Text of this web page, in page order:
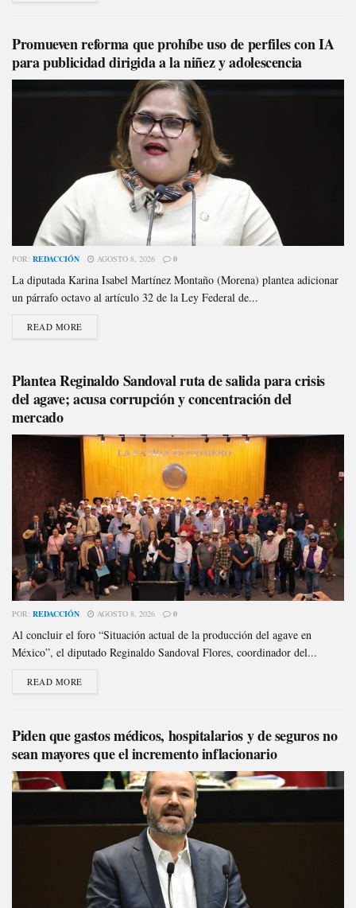
Promueven reforma que prohíbe uso de perfiles con IA
para publicidad dirigida a la niñez y adolescencia
POR: REDACCIÓN AGOSTO 8, 2026 0
La diputada Karina Isabel Martínez Montaño (Morena) plantea adicionar
un párrafo octavo al artículo 32 de la Ley Federal de...
READ MORE
Plantea Reginaldo Sandoval ruta de salida para crisis
del agave; acusa corrupción y concentración del
mercado
POR: REDACCIÓN AGOSTO 8, 2026 0
Al concluir el foro “Situación actual de la producción del agave en
México”, el diputado Reginaldo Sandoval Flores, coordinador del...
READ MORE
Piden que gastos médicos, hospitalarios y de seguros no
sean mayores que el incremento inflacionario